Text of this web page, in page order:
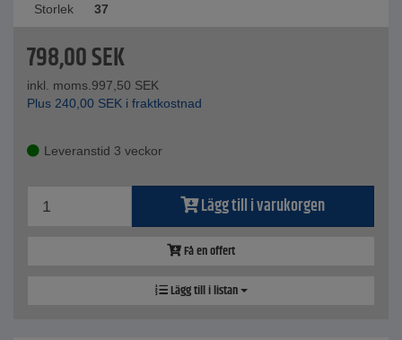
Storlek 37
798,00SEK
inkl. moms.997,50 SEK
Plus 240,00 SEK i fraktkostnad
Leveranstid 3 veckor
Lägg till i varukorgen
Få en offert
Lägg till i listan